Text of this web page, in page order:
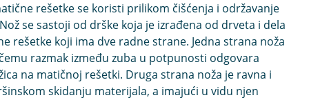
rešetke se koristi prilikom čišćenja i održavanje
se sastoji od drške koja je izrađena od drveta i dela
rešetke koji ima dve radne strane. Jedna strana noža
razmak između zuba u potpunosti odgovara
na matičnoj rešetki. Druga strana noža je ravna i
skidanju materijala, a imajući u vidu njen